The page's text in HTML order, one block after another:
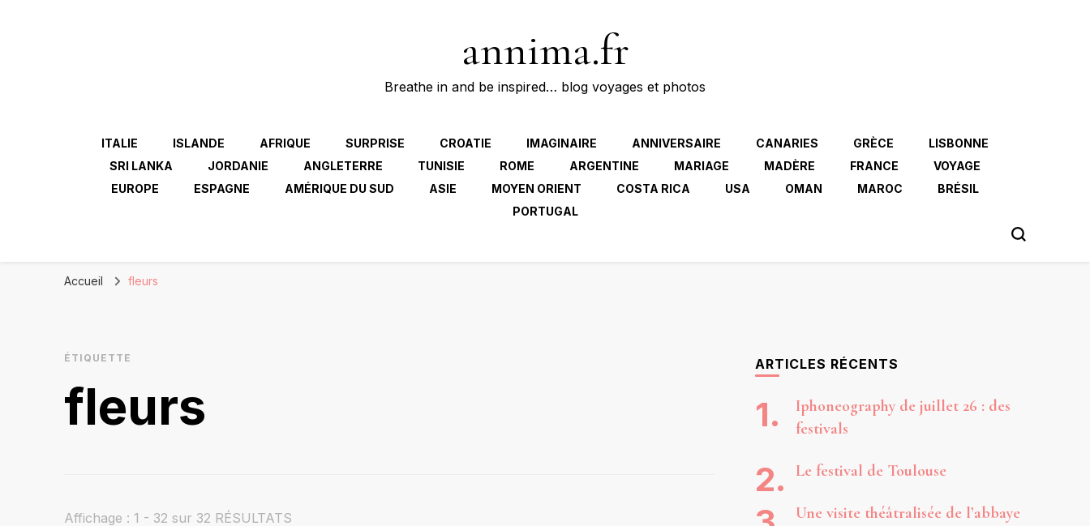
annima.fr
Breathe in and be inspired… blog voyages et photos
ITALIE ISLANDE AFRIQUE SURPRISE CROATIE IMAGINAIRE ANNIVERSAIRE CANARIES GRÈCE
LISBONNE
SRI LANKA
JORDANIE ANGLETERRE TUNISIE ROME ARGENTINE MARIAGE MADÈRE FRANCE
VOYAGE
EUROPE
ESPAGNE AMÉRIQUE DU SUD ASIE MOYEN ORIENT COSTA RICA USA OMAN MAROC
BRÉSIL
PORTUGAL
Accueil fleurs
ÉTIQUETTE
fleurs
Affichage : 1 - 32 sur 32 RÉSULTATS
ARTICLES RÉCENTS
Iphoneography de juillet 26 : des
festivals
Le festival de Toulouse
Une visite théâtralisée de l’abbaye